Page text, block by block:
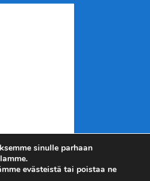
sinulle parhaan
evästeistä tai poistaa ne